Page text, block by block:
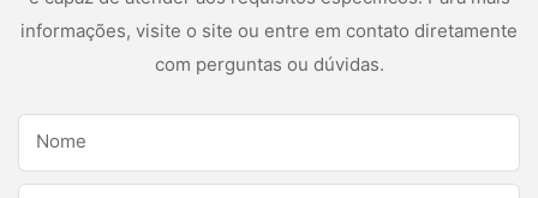
informações, visite o site ou entre em contato diretamente
com perguntas ou dúvidas.
Nome